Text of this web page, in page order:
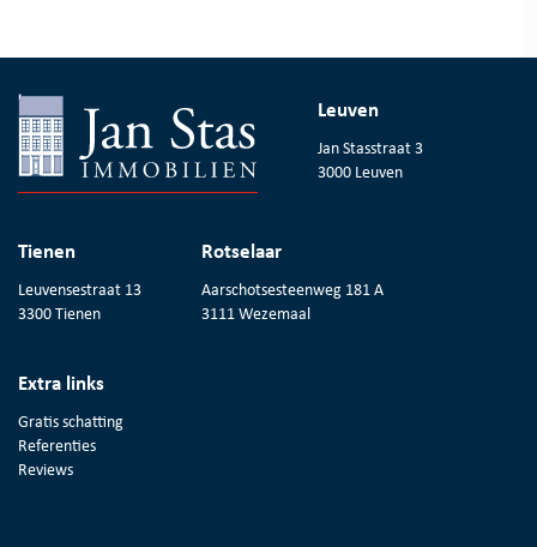
Leuven
Jan Stasstraat 3
3000 Leuven
Tienen
Leuvensestraat 13
3300 Tienen
Rotselaar
Aarschotsesteenweg 181 A
3111 Wezemaal
Extra links
Gratis schatting
Referenties
Reviews